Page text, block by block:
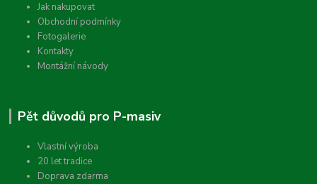
Jak nakupovat
Obchodní podmínky
Fotogalerie
Kontakty
Montážní návody
Pět důvodů pro P-masiv
Vlastní výroba
20 let tradice
Doprava zdarma